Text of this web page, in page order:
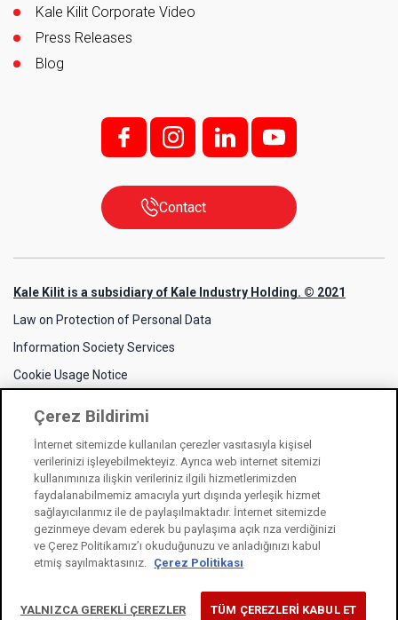
Kale Kilit Corporate Video
Press Releases
Blog
f; i; l y
Contact
Kale Kilit is a subsidiary of Kale Industry Holding. © 2021
Law on Protection of Personal Data
Information Society Services
Cookie Usage Notice
Çerez Bildirimi
İnternet sitemizde kullanılan çerezler vasıtasıyla kişisel
verilerinizi işleyebilmekteyiz. Ayrıca web internet sitemizi
kullanımınıza ilişkin verileriniz ilgili hizmetlerimizden
faydalanabilmemiz amacıyla yurt dışında yerleşik hizmet
sağlayıcılarımız ile de paylaşılmaktadır. İnternet sitemizde
gezinmeye devam ederek bu paylaşıma açık rıza verdiğinizi
ve Çerez Politikamız’ı okuduğunuzu ve anladığınızı kabul
etmiş sayılmaktasınız. Çerez Politikası
YALNIZCA GEREKLİ ÇEREZLER TÜM ÇEREZLERİ KABUL ET